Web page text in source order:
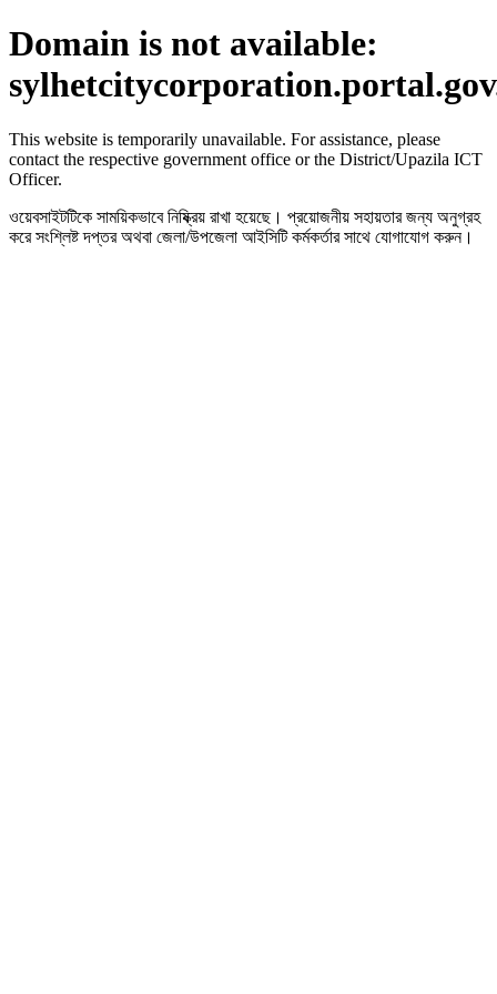
Domain is not available:
This website is temporarily unavailable. For assistance, please
contact the respective government office or the District/Upazila ICT
Officer.
ওয়েবসাইটটিকে সাময়িকভাবে নিষ্ক্রিয় রাখা হয়েছে। প্রয়োজনীয় সহায়তার জন্য অনুগ্রহ
করে সংশ্লিষ্ট দপ্তর অথবা জেলা/উপজেলা আইসিটি কর্মকর্তার সাথে যোগাযোগ করুন।